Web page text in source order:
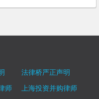
法律桥严正声明
师
上海投资并购律师